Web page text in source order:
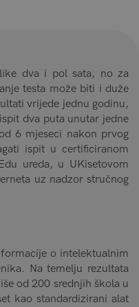
dva i pol sata, no za
testa može biti i duže
vrijede jednu godinu,
dva puta unutar jedne
6 mjeseci nakon prvog
ispit u certificiranom
ureda, u UKisetovom
uz nadzor stručnog
o intelektualnim
Na temelju rezultata
od 200 srednjih škola u
kao standardizirani alat